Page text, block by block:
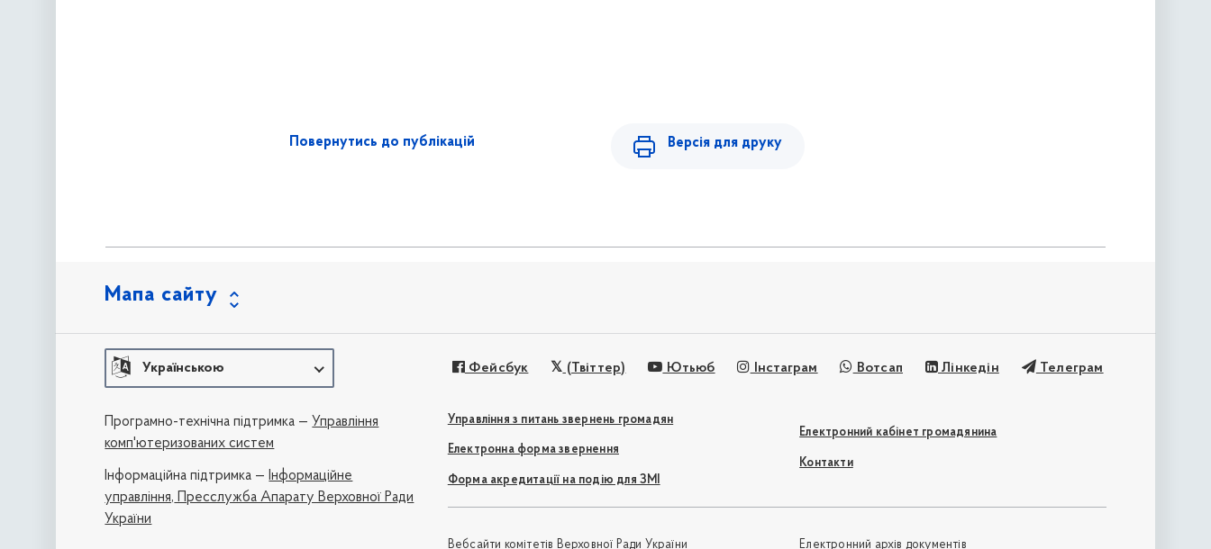
Повернутись до публікацій Версія для друку
Мапа сайту
Українською Фейсбук (Твіттер) Ютьюб Інстаграм Вотсап Лінкедін Телеграм
Управління з питань звернень громадян
Електронна форма звернення
Форма акредитації на подію для ЗМІ
Електронний кабінет громадянина
Контакти
Вебсайти комітетів Верховної Ради України Електронний архів документів
Програмно-технічна підтримка — Управління
комп'ютеризованих систем
Iнформаційна підтримка — Інформаційне
управління, Пресслужба Апарату Верховної Ради
України